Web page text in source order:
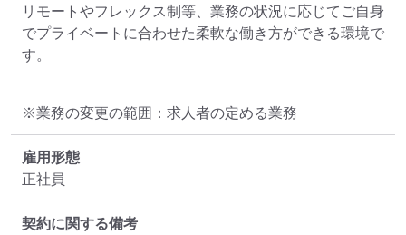
リモートやフレックス制等、業務の状況に応じてご自身
でプライベートに合わせた柔軟な働き方ができる環境で
す。
※業務の変更の範囲：求人者の定める業務
雇用形態
正社員
契約に関する備考